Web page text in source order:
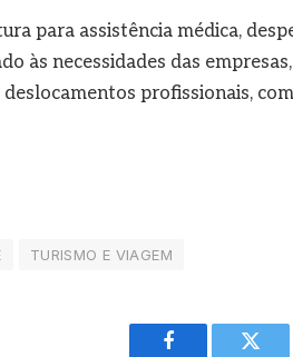
para assistência médica,
às necessidades das
profissionais,
TURISMO E VIAGEM